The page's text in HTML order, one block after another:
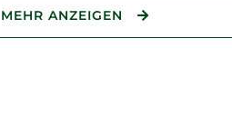
MEHR ANZEIGEN